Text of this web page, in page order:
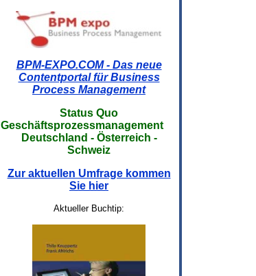
BPM-EXPO.COM - Das neue
Contentportal für Business
Process Management
Status Quo
Geschäftsprozessmanagement
Deutschland - Österreich -
Schweiz
Zur aktuellen Umfrage kommen
Sie hier
Aktueller Buchtip: